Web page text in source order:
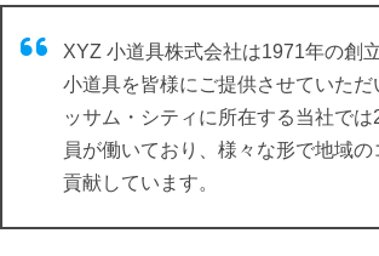
XYZ 小道具株式会社は1971年の創
小道具を皆様にご提供させていた
ッサム・シティに所在する当社で
員が働いており、様々な形で地域
貢献しています。